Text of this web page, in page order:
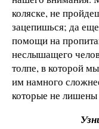
коляске, не
зацепишься; да
помощи на
неслышащего
толпе, в которой
им намного
которые не лишены